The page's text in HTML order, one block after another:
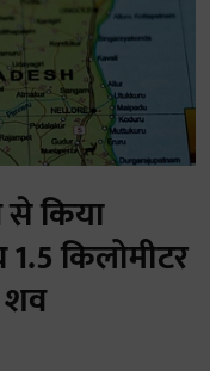
किया
किलोमीटर
शव